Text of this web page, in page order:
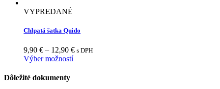
VYPREDANÉ
Chlpatá šatka Quido
9,90 € – 12,90 € s DPH
Výber možností
Dôležité dokumenty